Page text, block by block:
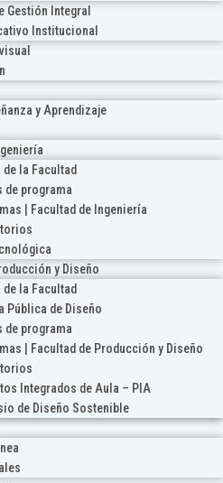
Gestión Integral
Institucional
y Aprendizaje
la Facultad
de programa
| Facultad de Ingeniería
y Diseño
la Facultad
Pública de Diseño
de programa
| Facultad de Producción y Diseño
Integrados de Aula – PIA
de Diseño Sostenible